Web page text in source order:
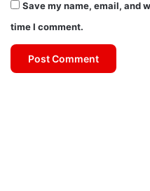
Save my name, email, and
time I comment.